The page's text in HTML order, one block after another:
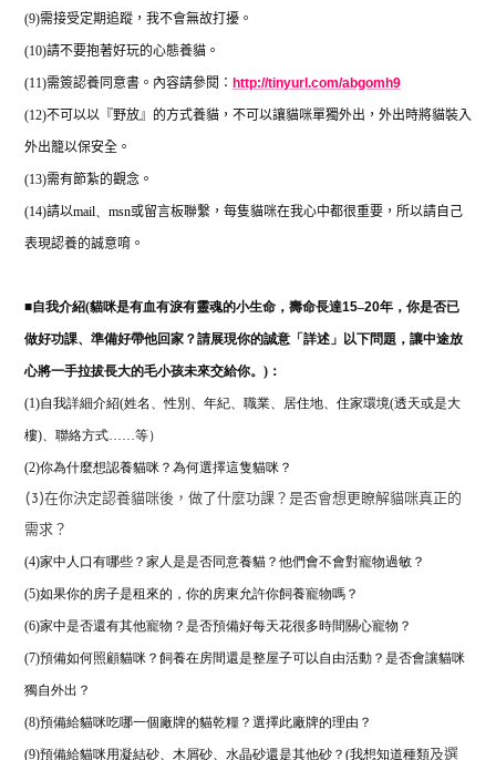
(9)需接受定期追蹤，我不會無故打擾。
(10)請不要抱著好玩的心態養貓。
(11)需簽認養同意書。內容請參閱： http://tinyurl.com/abgomh9
(12)不可以以『野放』的方式養貓，不可以讓貓咪單獨外出，外出時將貓裝入
外出籠以保安全。
(13)需有節紮的觀念。
(14)請以mail、 msn或留言板聯繫，每隻貓咪在我心中都很重要，所以請自己
表現認養的誠意唷。
■自我介紹(貓咪是有血有淚有靈魂的小生命，壽命長達15–20年，你是否已
做好功課、準備好帶他回家？請展現你的誠意「詳述」以下問題，讓中途放
心將一手拉拔長大的毛小孩未來交給你。)：
(1)自我詳細介紹(姓名、性別、年紀、職業、居住地、住家環境(透天或是大
樓)、聯絡方式……等）
(2)你為什麼想認養貓咪？為何選擇這隻貓咪？
(3)在你決定認養貓咪後，做了什麼功課？是否會想更瞭解貓咪真正的
需求？
(4)家中人口有哪些？家人是是否同意養貓？他們會不會對寵物過敏？
(5)如果你的房子是租來的，你的房東允許你飼養寵物嗎？
(6)家中是否還有其他寵物？是否預備好每天花很多時間關心寵物？
(7)預備如何照顧貓咪？飼養在房間還是整屋子可以自由活動？是否會讓貓咪
獨自外出？
(8)預備給貓咪吃哪一個廠牌的貓乾糧？ 選擇此廠牌的理由？
(9)預備給貓咪用凝結砂、木屑砂、水晶砂還是其他砂？(我想知道種類及選